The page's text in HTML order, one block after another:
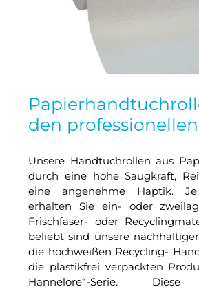
den
Unsere Handtuchrollen aus
durch eine hohe Saugkraft,
eine angenehme Haptik.
erhalten Sie ein- oder
Frischfaser- oder
beliebt sind unsere
die hochweißen Recycling-
die plastikfrei verpackten
Hannelore“-Serie. Diese